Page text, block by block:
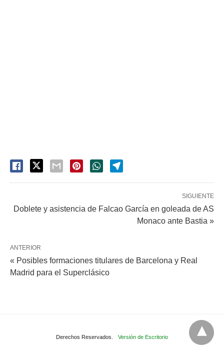
SIGUIENTE
Doblete y asistencia de Falcao García en goleada de AS
Monaco ante Bastia »
ANTERIOR
« Posibles formaciones titulares de Barcelona y Real
Madrid para el Superclásico
Derechos Reservados. Versión de Escritorio